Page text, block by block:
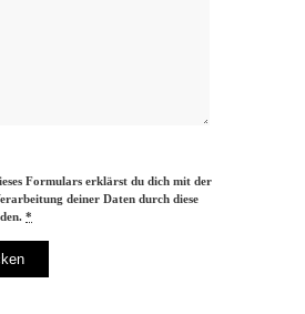
Formulars erklärst du dich mit der
deiner Daten durch diese
*